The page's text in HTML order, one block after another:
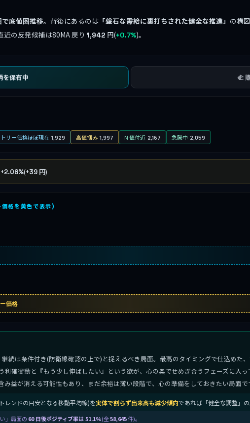
底値圏推移。背後にあるのは 「盤石な需給に裏打ちされた健全な推進」 の構
近の反発候補は80MA 戻り1,942 円(+0.7%)。
を保有中 🫲
リー価格ほぼ現在 1,929 高値掴み 1,997 N 値付近 2,167 急騰中 2,059
+2.06%(+39 円)
格を黄色で表示)
価格
継続は条件付き(防衛線確認の上で)と捉えるべき局面。最高のタイミングで仕込めた
確衝動と『もう少し伸ばしたい』という欲が、心の奥でせめぎ合うフェーズに入っ
み益が消える可能性もあり、まだ余裕は薄い段階で、心の準備をしておきたい局面で
レンドの目安となる移動平均線)を実体で割らず出来高も減少傾向であれば「健全な調整」
」局面の 60 日後ポジティブ率は 51.1%(全58,645件)。